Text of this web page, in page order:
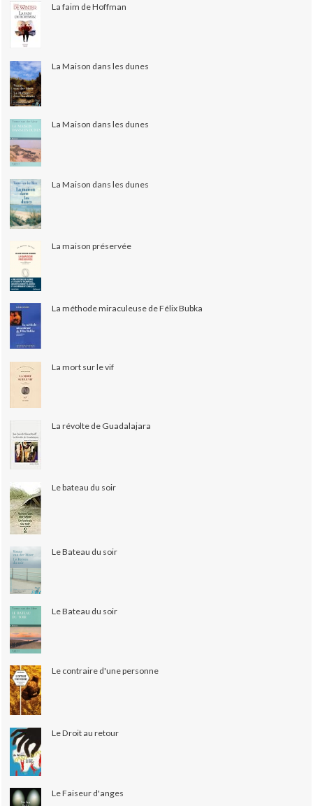
La faim de Hoffman
La Maison dans les dunes
La Maison dans les dunes
La Maison dans les dunes
La maison préservée
La méthode miraculeuse de Félix Bubka
La mort sur le vif
La révolte de Guadalajara
Le bateau du soir
Le Bateau du soir
Le Bateau du soir
Le contraire d'une personne
Le Droit au retour
Le Faiseur d'anges